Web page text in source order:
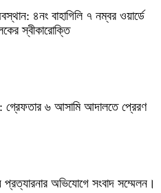
৪নং বাহাগিলি ৭ নম্বর ওয়ার্ডে
স্বীকারোক্তি
গ্রেফতার ৬ আসামি আদালতে প্রেরণ
প্রত্যারনার অভিযোগে সংবাদ সম্মেলন।